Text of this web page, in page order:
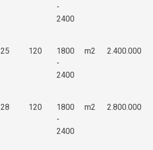
-
2400
25 120
1800
-
2400
m2 2.400.000
28 120
1800
-
2400
m2 2.800.000